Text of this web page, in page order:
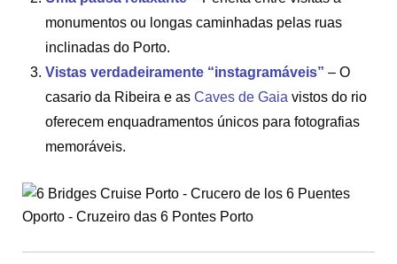
monumentos ou longas caminhadas pelas ruas
inclinadas do Porto.
Vistas verdadeiramente “instagramáveis” – O
casario da Ribeira e as Caves de Gaia vistos do rio
oferecem enquadramentos únicos para fotografias
memoráveis.